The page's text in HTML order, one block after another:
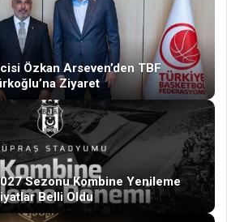
Özkan Arseven’den TBF
Ziyaret
Sezonu Kombine Yenileme
Belli Oldu